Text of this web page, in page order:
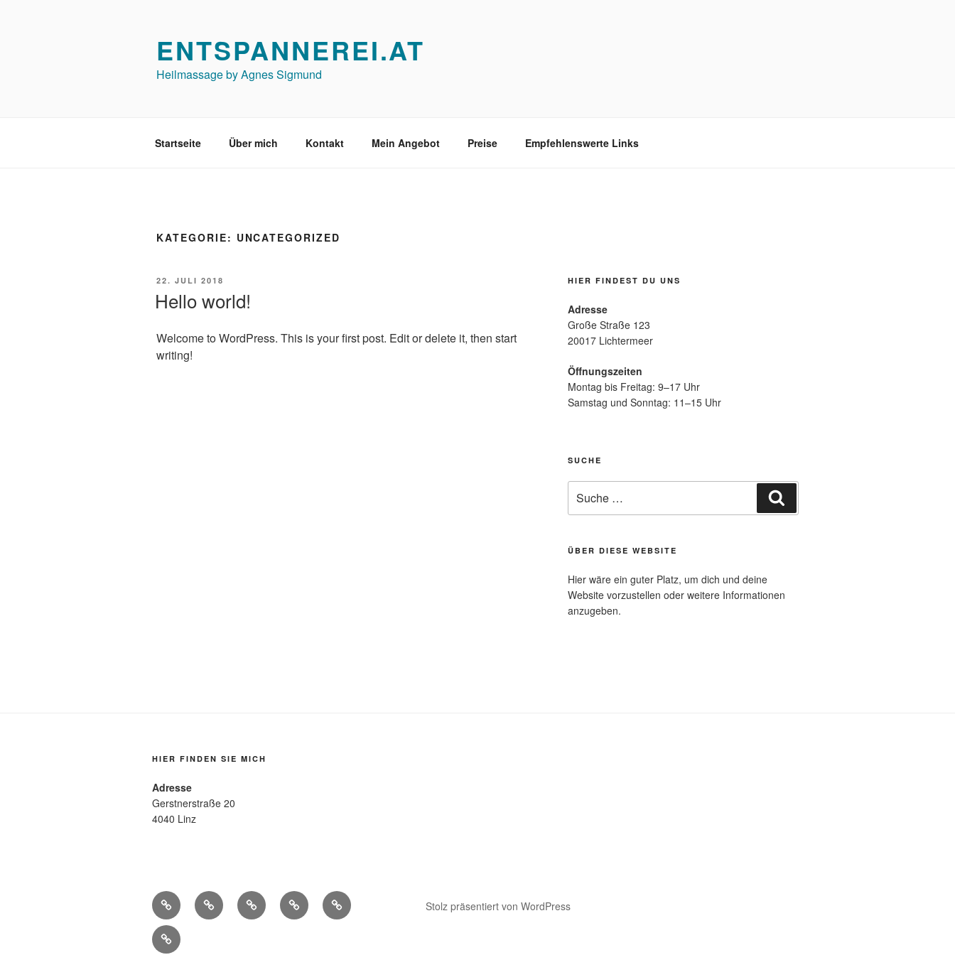
ENTSPANNEREI.AT
Heilmassage by Agnes Sigmund
Startseite Über mich Kontakt Mein Angebot Preise Empfehlenswerte Links
KATEGORIE: UNCATEGORIZED
VERÖFFENTLICHT
22. JULI 2018
Hello world!
Welcome to WordPress. This is your first post. Edit or delete it, then start
writing!
HIER FINDEST DU UNS
Adresse
Große Straße 123
20017 Lichtermeer
Öffnungszeiten
Montag bis Freitag: 9–17 Uhr
Samstag und Sonntag: 11–15 Uhr
SUCHE
nach:
ÜBER DIESE WEBSITE
Hier wäre ein guter Platz, um dich und deine
Website vorzustellen oder weitere Informationen
anzugeben.
HIER FINDEN SIE MICH
Adresse
Gerstnerstraße 20
4040 Linz
StartseiteÜber
mich
Kontakt Mein
Angebot
Preise
Empfehlenswerte
Links
Stolz präsentiert von WordPress